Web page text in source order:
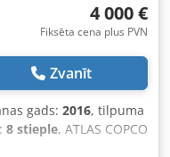
4 000 €
Fiksēta cena plus PVN
Zvanīt
gads: 2016, tilpuma
8 stieple, ATLAS COPCO
ātrumu